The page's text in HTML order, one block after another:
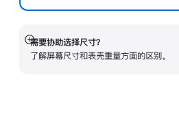
需要协助选择尺寸？
了解屏幕尺寸和表壳重量方面的区别。
展
开